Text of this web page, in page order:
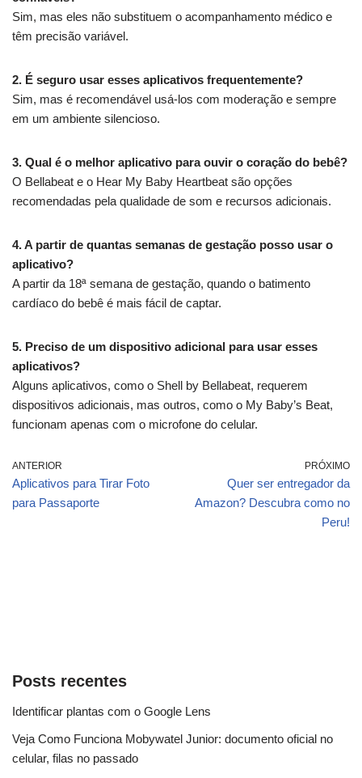
Sim, mas eles não substituem o acompanhamento médico e
têm precisão variável.
2. É seguro usar esses aplicativos frequentemente?
Sim, mas é recomendável usá-los com moderação e sempre
em um ambiente silencioso.
3. Qual é o melhor aplicativo para ouvir o coração do bebê?
O Bellabeat e o Hear My Baby Heartbeat são opções
recomendadas pela qualidade de som e recursos adicionais.
4. A partir de quantas semanas de gestação posso usar o
aplicativo?
A partir da 18ª semana de gestação, quando o batimento
cardíaco do bebê é mais fácil de captar.
5. Preciso de um dispositivo adicional para usar esses
aplicativos?
Alguns aplicativos, como o Shell by Bellabeat, requerem
dispositivos adicionais, mas outros, como o My Baby’s Beat,
funcionam apenas com o microfone do celular.
ANTERIOR
Aplicativos para Tirar Foto
para Passaporte
PRÓXIMO
Quer ser entregador da
Amazon? Descubra como no
Peru!
Posts recentes
Identificar plantas com o Google Lens
Veja Como Funciona Mobywatel Junior: documento oficial no
celular, filas no passado